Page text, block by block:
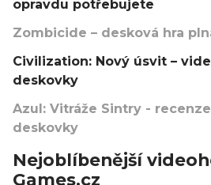
opravdu potřebujete
Zombicide – desková hra
Civilization: Nový úsvit –
deskovky
Azul: Vitráže Sintry -
deskovky
Nejoblíbenější
Games.cz